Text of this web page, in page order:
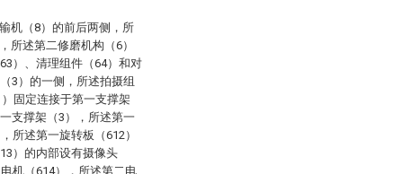
机（8）的前后两侧，所
所述第二修磨机构（6）
）、清理组件（64）和对
3）的一侧，所述拍摄组
固定连接于第一支撑架
支撑架（3），所述第一
所述第一旋转板（612）
）的内部设有摄像头
机（614），所述第二电